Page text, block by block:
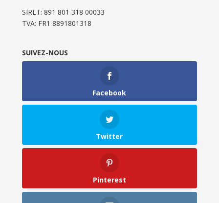
SIRET: 891 801 318 00033
TVA: FR1 8891801318
SUIVEZ-NOUS
Facebook
Twitter
Pinterest